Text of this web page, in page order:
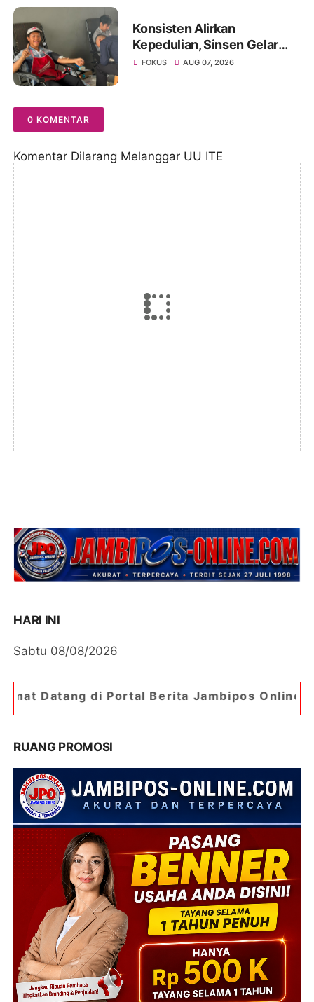
Konsisten Alirkan
Kepedulian, Sinsen Gelar
Donor Darah ke-23 dalam
FOKUS AUG 07, 2026
0 KOMENTAR
Komentar Dilarang Melanggar UU ITE
HARI INI
Sabtu 08/08/2026
Portal Berita Jambipos Online. Portal Berita
RUANG PROMOSI